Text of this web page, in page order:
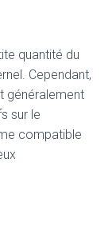
quantité du
Cependant,
généralement
sur le
compatible